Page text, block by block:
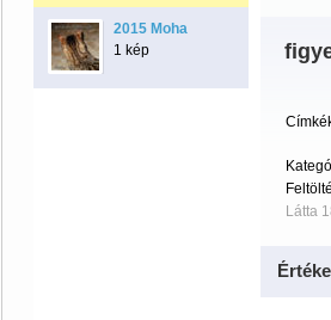
2015 Moha
1 kép
Látta